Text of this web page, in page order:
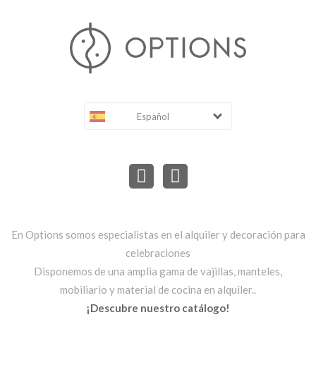
Español
En Options somos especialistas en el alquiler y decoración para
celebraciones
Disponemos de una amplia gama de vajillas, manteles,
mobiliario y material de cocina en alquiler..
¡Descubre nuestro catálogo!